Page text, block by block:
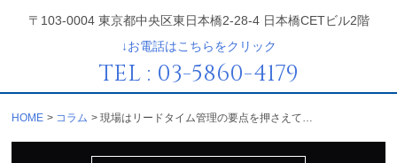
〒103-0004 東京都中央区東日本橋2-28-4 日本橋CETビル2階
↓お電話はこちらをクリック
TEL : 03-5860-4179
HOME コラム